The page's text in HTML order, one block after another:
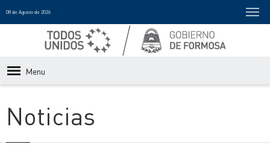
08 de Agosto de 2026
Menu
Noticias